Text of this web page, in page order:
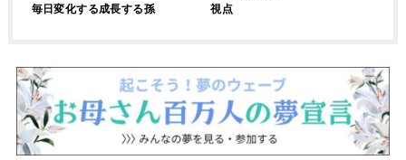
毎日変化する成長する孫 視点